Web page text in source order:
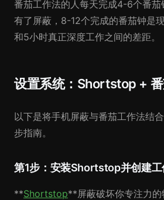
番茄工作法的人每天完成4-6个番茄
有了屏蔽，8-12个完成的番茄钟是
和5小时真正深度工作之间的差距。
设置系统：Shortstop +
以下是将手机屏蔽与番茄工作法结
步指南。
第1步：安装Shortstop并创建工
**Shortstop**屏蔽破坏你专注力